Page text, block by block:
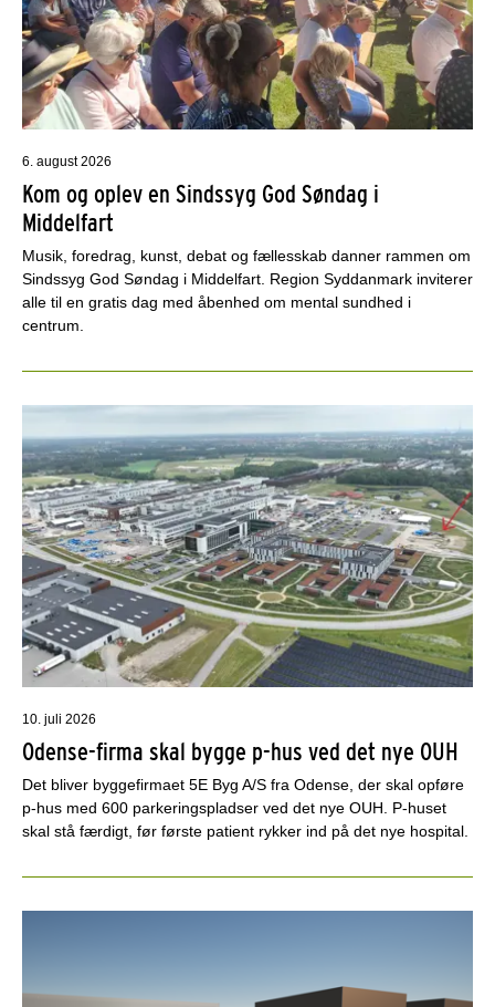
6. august 2026
Kom og oplev en Sindssyg God Søndag i
Middelfart
Musik, foredrag, kunst, debat og fællesskab danner rammen om
Sindssyg God Søndag i Middelfart. Region Syddanmark inviterer
alle til en gratis dag med åbenhed om mental sundhed i
centrum.
10. juli 2026
Odense-firma skal bygge p-hus ved det nye OUH
Det bliver byggefirmaet 5E Byg A/S fra Odense, der skal opføre
p-hus med 600 parkeringspladser ved det nye OUH. P-huset
skal stå færdigt, før første patient rykker ind på det nye hospital.